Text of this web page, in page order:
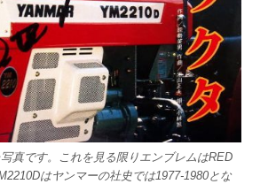
真です。これを見る限りエンブレムはRED
はヤンマーの社史では1977-1980とな